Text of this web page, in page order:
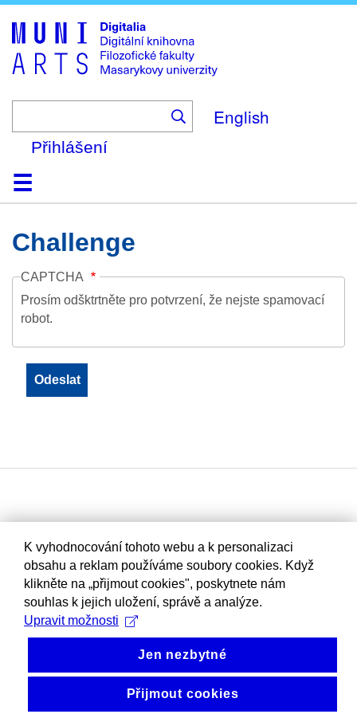
to
main
content
English
Přihlášení
DomůKolekce
Prohlížení
Vyhledávání
O platformě
Nápověda
KontaktDigitalia
Challenge
CAPTCHA
Prosím odšktrtněte pro potvrzení, že nejste spamovací
robot.
K vyhodnocování tohoto webu a k personalizaci
obsahu a reklam používáme soubory cookies. Když
klikněte na „přijmout cookies", poskytnete nám
souhlas k jejich uložení, správě a analýze.
Upravit možnosti
Jen nezbytné
Přijmout cookies